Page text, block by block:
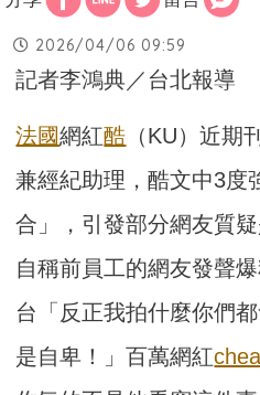
2026/04/06 09:59
記者李鴻典／台北報導
法國網紅酷 （KU）近期
兼經紀助理，酷文中3度
合」，引發部分網友質
自稱前員工的網友發聲
台「反正我拍什麼你們
是自卑！」百萬網紅